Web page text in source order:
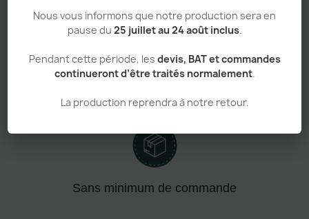
Nous vous informons que notre production sera en
pause du 25 juillet au 24 août inclus.
Pendant cette période, les devis, BAT et commandes
continueront d’être traités normalement.
La production reprendra à notre retour.
Personnalisation haut de gamme
Adapté aux pros comme aux particuliers
Sans minimum de commande